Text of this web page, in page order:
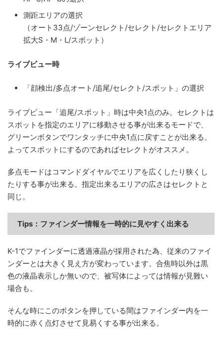
測距エリアの選択
（オート33点/ゾーンセレクト/セレクト/セレクトエリア
拡大S・M・L/スポット）
ライブビュー時
「顔検出/多点オート/追尾/セレクト/スポット」の選択
ライブビュー「追尾/スポット」時は中央1点のみ。セレクトは
スポットを指定のエリアに移動させる事が出来るモードで、
グリーンボタンでワンタッチに中央1点に戻すことが出来る。
よってスポットにするのであればセレクトがオススメ。
多点モードはコマンドダイヤルでエリアを広くしたり狭くし
たりする事が出来る。指定出来るエリアの広さはセレクトと
同じ。
Tips： ファインダー情報を一時的に見やすく出来る
K-1でファインダーに透過液晶が採用された為、従来のファイ
ンダーとは大きく見え方が変わっています。合焦時以外は黒
色の液晶表示しか無いので、被写体によっては情報が見難い
場合も。
そんな時にこのボタンを押している間はファインダー内を一
時的に赤く点灯させて見易くする事が出来る。